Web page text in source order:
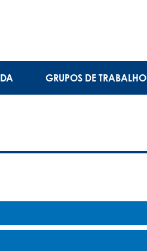
GRUPOS DE TRABALHO